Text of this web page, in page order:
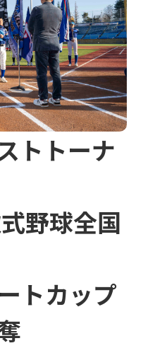
トトーナ
野球全国
トカップ